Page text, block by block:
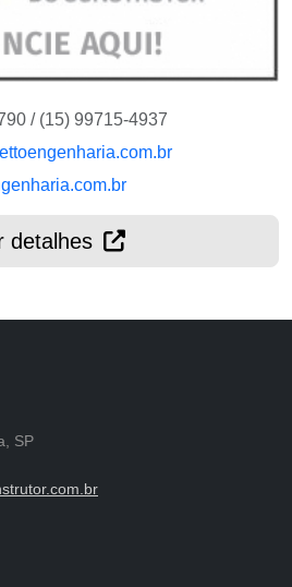
/ (15) 99715-4937
detalhes
SP